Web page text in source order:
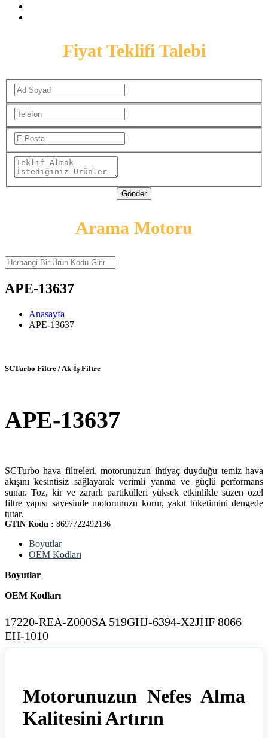
Fiyat Teklifi Talebi
Gönder
Arama Motoru
APE-13637
Anasayfa
APE-13637
SCTurbo Filtre / Ak-İş Filtre
APE-13637
SCTurbo hava filtreleri, motorunuzun ihtiyaç duyduğu temiz hava
akışını kesintisiz sağlayarak verimli yanma ve güçlü performans
sunar. Toz, kir ve zararlı partikülleri yüksek etkinlikle süzen özel
filtre yapısı sayesinde motorunuzu korur, yakıt tüketimini dengede
tutar.
GTIN Kodu : 8697722492136
Boyutlar
OEM Kodları
Boyutlar
OEM Kodları
17220-REA-Z000SA 519GHJ-6394-X2JHF 8066
EH-1010
Motorunuzun Nefes Alma
Kalitesini Artırın